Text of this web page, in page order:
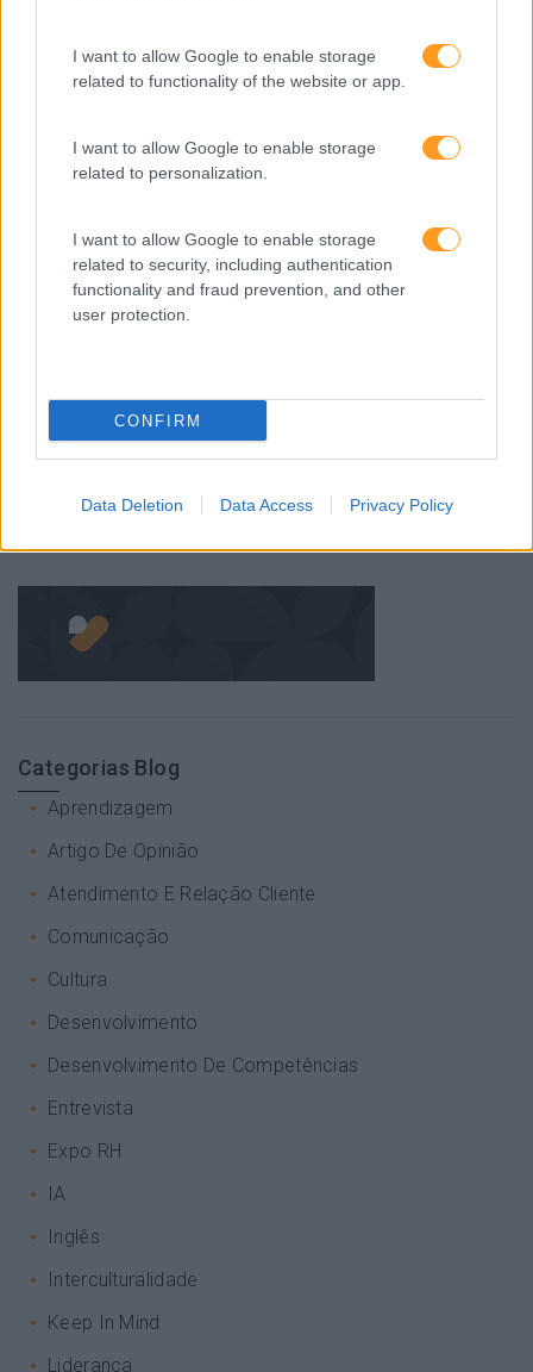
I want to allow Google to enable storage
related to functionality of the website or app.
I want to allow Google to enable storage
related to personalization.
I want to allow Google to enable storage
related to security, including authentication
functionality and fraud prevention, and other
user protection.
CONFIRM
Data Deletion Data Access Privacy Policy
ONDE AS PESSOAS FAZEM ACONTECER”
Realiza-se nos próximos dias 29 e 30 de março no
da ExpoRH, o maior congresso de Recursos Humanos do
país que este ano tem como mote…
LEIA MAIS
Pesquisa
Categorias Blog
Aprendizagem
Artigo De Opinião
Atendimento E Relação Cliente
Comunicação
Cultura
Desenvolvimento
Desenvolvimento De Competências
Entrevista
Expo RH
IA
Inglês
Interculturalidade
Keep In Mind
Liderança